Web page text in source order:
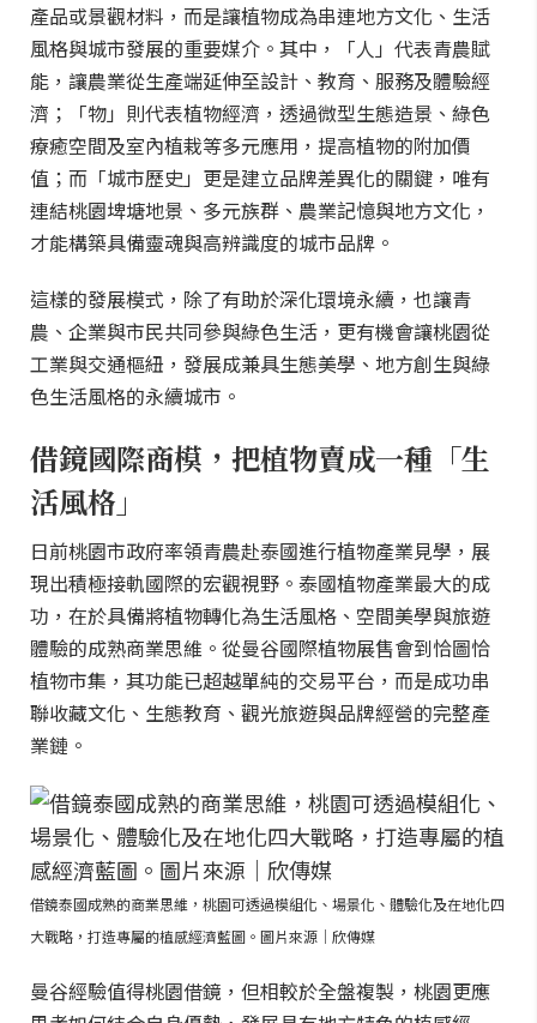
產品或景觀材料，而是讓植物成為串連地方文化、生活
風格與城市發展的重要媒介。其中，「人」代表青農賦
能，讓農業從生產端延伸至設計、教育、服務及體驗經
濟；「物」則代表植物經濟，透過微型生態造景、綠色
療癒空間及室內植栽等多元應用，提高植物的附加價
值；而「城市歷史」更是建立品牌差異化的關鍵，唯有
連結桃園埤塘地景、多元族群、農業記憶與地方文化，
才能構築具備靈魂與高辨識度的城市品牌。
這樣的發展模式，除了有助於深化環境永續，也讓青
農、企業與市民共同參與綠色生活，更有機會讓桃園從
工業與交通樞紐，發展成兼具生態美學、地方創生與綠
色生活風格的永續城市。
借鏡國際商模，把植物賣成一種「生
活風格」
日前桃園市政府率領青農赴泰國進行植物產業見學，展
現出積極接軌國際的宏觀視野。泰國植物產業最大的成
功，在於具備將植物轉化為生活風格、空間美學與旅遊
體驗的成熟商業思維。從曼谷國際植物展售會到恰圖恰
植物市集，其功能已超越單純的交易平台，而是成功串
聯收藏文化、生態教育、觀光旅遊與品牌經營的完整產
業鏈。
借鏡泰國成熟的商業思維，桃園可透過模組化、場景化、體驗化及在地化四
大戰略，打造專屬的植感經濟藍圖。圖片來源｜欣傳媒
曼谷經驗值得桃園借鏡，但相較於全盤複製，桃園更應